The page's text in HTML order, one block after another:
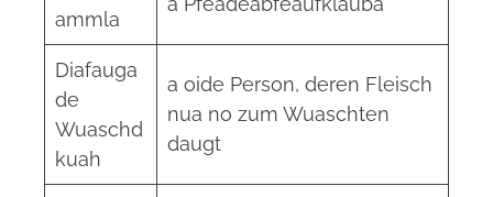
ammla
Diafauga
de
Wuaschd
kuah
a oide Person, deren Fleisch
nua no zum Wuaschten
daugt